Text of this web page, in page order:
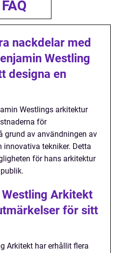
FAQ
nackdelar med
Westling
designa en
Westlings arkitektur
för
grund av användningen av
innovativa tekniker. Detta
för hans arkitektur
Arkitekt
för sitt
Arkitekt har erhållit flera